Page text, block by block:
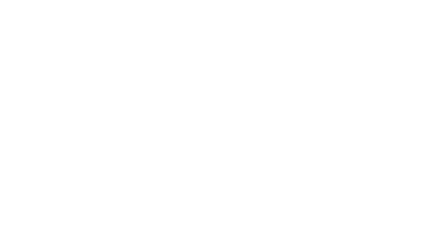
gør den nem og tidsbesparende at montere i det tilhørende montagesystem med specialskruer. Teglen egner sig til
facader.
er vedligeholdelsesfrit og kan monteres året rundt. Vi garanterer lang levetid på både tegl og montagesystem.
specialfarver er der tale om ordreproduktion, som kun tilbydes ved større projekter.